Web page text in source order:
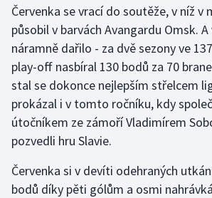
Stolní tenis
Triatlon
Veslování
Vodní slalom
Volejbal
Ostatní
Červenka se vrací do soutěže, v níž v
působil v barvách Avangardu Omsk. A
náramně dařilo - za dvě sezony ve
play-off nasbíral 130 bodů za 70
stal se dokonce nejlepším střelcem
prokázal i v tomto ročníku, kdy
útočníkem ze zámoří Vladimírem
pozvedli hru Slavie.
Červenka si v devíti odehraných
bodů díky pěti gólům a osmi